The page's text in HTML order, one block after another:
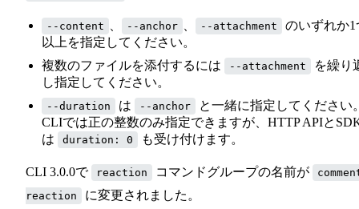
--content --anchor --attachment
のいずれか1
以上を指定してください。
複数のファイルを添付するには
--attachment
を繰り
し指定してください。
--duration は --anchor
と一緒に指定してください
CLIでは正の整数のみ指定できますが、HTTP APIと
は
duration: 0 も受け付けます。
CLI 3.0.0で reaction コマンドグループの名前が
reaction
に変更されました。